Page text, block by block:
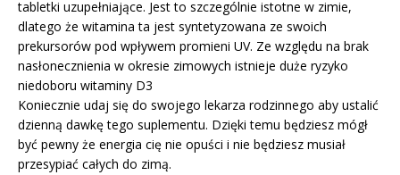
tabletki uzupełniające. Jest to szczególnie istotne w zimie,
dlatego że witamina ta jest syntetyzowana ze swoich
prekursorów pod wpływem promieni UV. Ze względu na brak
nasłonecznienia w okresie zimowych istnieje duże ryzyko
niedoboru witaminy D3
Koniecznie udaj się do swojego lekarza rodzinnego aby ustalić
dzienną dawkę tego suplementu. Dzięki temu będziesz mógł
być pewny że energia cię nie opuści i nie będziesz musiał
przesypiać całych do zimą.